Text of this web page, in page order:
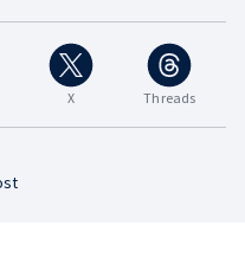
X Threads